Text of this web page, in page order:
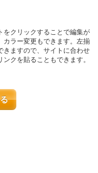
をクリックすることで編集が
カラー変更もできます。左揃
きますので、サイトに合わせ
クを貼ることもできます。